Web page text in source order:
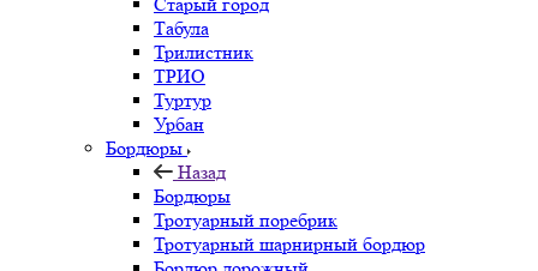
Табула
Трилистник
ТРИО
Туртур
Урбан
Бордюры
Назад
Бордюры
Тротуарный поребрик
Тротуарный шарнирный бордюр